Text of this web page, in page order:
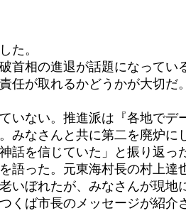
た。
相の進退が話題になってい
が取れるかどうかが大切
ない。推進派は『各地でデ
みなさんと共に第二を廃炉に
を信じていた」と振り返っ
語った。元東海村長の村上
いぼれたが、みなさんが現
くば市長のメッセージが紹介